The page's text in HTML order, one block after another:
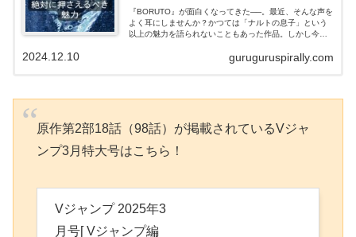
『BORUTO』が面白くなってきた──。最近、そんな声を
よく耳にしませんか？かつては「ナルトの息子」という
以上の魅力を語られないこともあった作品。しかし今、
います。いったい何が変わったのか。本記事で、その驚
guruguruspirally.com
2024.12.10
原作第2部18話（98話）が掲載されているVジャ
ンプ3月特大号はこちら！
Vジャンプ 2025年3
月号[ Vジャンプ編